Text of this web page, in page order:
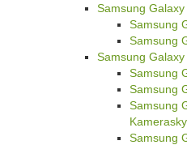
Samsung Galaxy
Samsung
Samsung
Samsung
Samsung
Samsung
Samsung
Samsung